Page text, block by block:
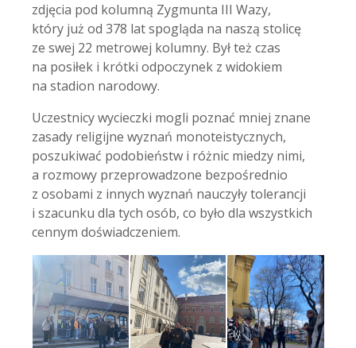
zdjęcia pod kolumną Zygmunta III Wazy,
który już od 378 lat spogląda na naszą stolicę
ze swej 22 metrowej kolumny. Był też czas
na posiłek i krótki odpoczynek z widokiem
na stadion narodowy.
Uczestnicy wycieczki mogli poznać mniej znane
zasady religijne wyznań monoteistycznych,
poszukiwać podobieństw i różnic miedzy nimi,
a rozmowy przeprowadzone bezpośrednio
z osobami z innych wyznań nauczyły tolerancji
i szacunku dla tych osób, co było dla wszystkich
cennym doświadczeniem.